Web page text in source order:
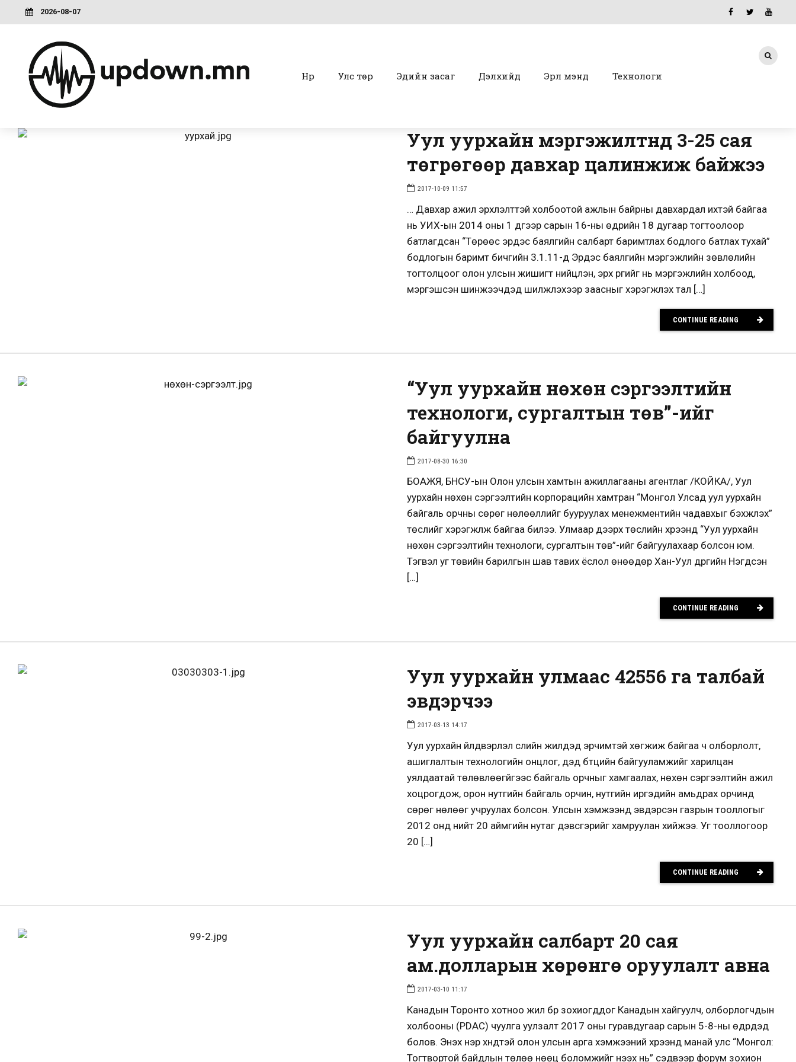
2026-08-07
Нүүр Улс төр Эдийн засаг Дэлхийд Эрүүл мэнд Технологи
Уул уурхайн мэргэжилтнүүд 3-25 сая
төгрөгөөр давхар цалинжиж байжээ
2017-10-09 11:57
… Давхар ажил эрхлэлттэй холбоотой ажлын байрны давхардал ихтэй байгаа
нь УИХ-ын 2014 оны 1 дүгээр сарын 16-ны өдрийн 18 дугаар тогтоолоор
батлагдсан “Төрөөс эрдэс баялгийн салбарт баримтлах бодлого батлах тухай”
бодлогын баримт бичгийн 3.1.11-д Эрдэс баялгийн мэргэжлийн зөвлөлийн
тогтолцоог олон улсын жишигт нийцүүлэн, эрх үүргийг нь мэргэжлийн холбоод,
мэргэшсэн шинжээчдэд шилжүүлэхээр заасныг хэрэгжүүлэх тал […]
CONTINUE READING
“Уул уурхайн нөхөн сэргээлтийн
технологи, сургалтын төв”-ийг
байгуулна
2017-08-30 16:30
БОАЖЯ, БНСУ-ын Олон улсын хамтын ажиллагааны агентлаг /КОЙКА/, Уул
уурхайн нөхөн сэргээлтийн корпорацийн хамтран “Монгол Улсад уул уурхайн
байгаль орчны сөрөг нөлөөллийг бууруулах менежментийн чадавхыг бэхжүүлэх”
төслийг хэрэгжүүлж байгаа билээ. Улмаар дээрх төслийн хүрээнд “Уул уурхайн
нөхөн сэргээлтийн технологи, сургалтын төв”-ийг байгуулахаар болсон юм.
Тэгвэл уг төвийн барилгын шав тавих ёслол өнөөдөр Хан-Уул дүүргийн Нэгдсэн
[…]
CONTINUE READING
Уул уурхайн улмаас 42556 га талбай
эвдэрчээ
2017-03-13 14:17
Уул уурхайн үйлдвэрлэл сүүлийн жилүүдэд эрчимтэй хөгжиж байгаа ч олборлолт,
ашиглалтын технологийн онцлог, дэд бүтцийн байгууламжийг харилцан
уялдаатай төлөвлөөгүйгээс байгаль орчныг хамгаалах, нөхөн сэргээлтийн ажил
хоцрогдож, орон нутгийн байгаль орчин, нутгийн иргэдийн амьдрах орчинд
сөрөг нөлөөг учруулах болсон. Улсын хэмжээнд эвдэрсэн газрын тооллогыг
2012 онд нийт 20 аймгийн нутаг дэвсгэрийг хамруулан хийжээ. Уг тооллогоор
20 […]
CONTINUE READING
Уул уурхайн салбарт 20 сая
ам.долларын хөрөнгө оруулалт авна
2017-03-10 11:17
Канадын Торонто хотноо жил бүр зохиогддог Канадын хайгуулч, олборлогчдын
холбооны (PDAC) чуулга уулзалт 2017 оны гуравдугаар сарын 5-8-ны өдрүүдэд
болов. Энэхүү нэр хүндтэй олон улсын арга хэмжээний хүрээнд манай улс “Монгол:
Тогтвортой байдлын төлөө нөөц боломжийг нээх нь” сэдвээр форум зохион